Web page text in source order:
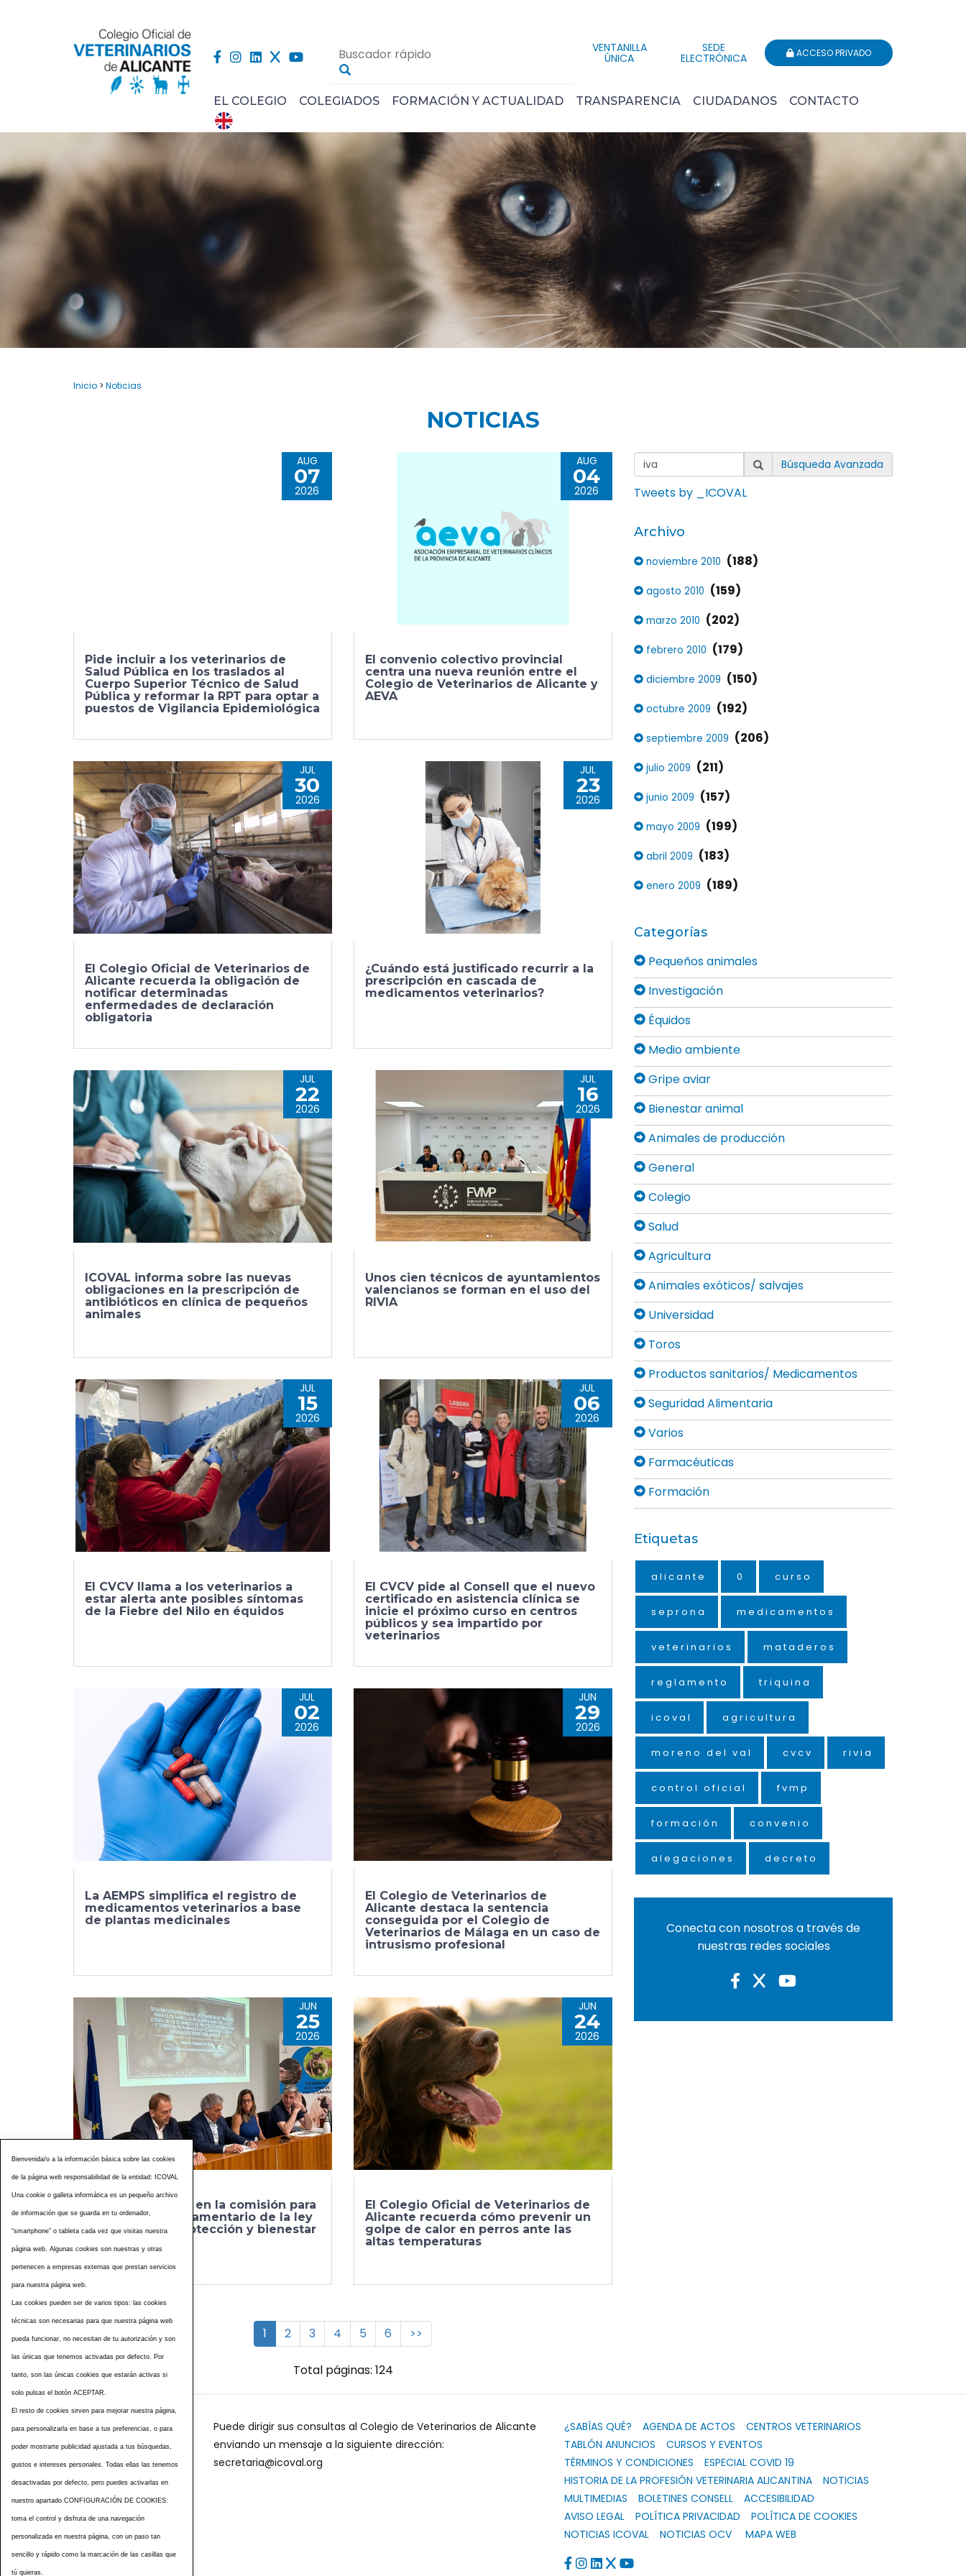
VENTANILLA
ÚNICA
SEDE
ELECTRÓNICA ACCESO PRIVADO
EL COLEGIO COLEGIADOS FORMACIÓN Y ACTUALIDAD TRANSPARENCIA CIUDADANOS CONTACTO
Inicio > Noticias
NOTICIAS
AUG
07
2026
Pide incluir a los veterinarios de
Salud Pública en los traslados al
Cuerpo Superior Técnico de Salud
Pública y reformar la RPT para optar a
puestos de Vigilancia Epidemiológica
AUG
04
2026
El convenio colectivo provincial
centra una nueva reunión entre el
Colegio de Veterinarios de Alicante y
AEVA
JUL
30
2026
El Colegio Oficial de Veterinarios de
Alicante recuerda la obligación de
notificar determinadas
enfermedades de declaración
obligatoria
JUL
23
2026
¿Cuándo está justificado recurrir a la
prescripción en cascada de
medicamentos veterinarios?
JUL
22
2026
ICOVAL informa sobre las nuevas
obligaciones en la prescripción de
antibióticos en clínica de pequeños
animales
JUL
16
2026
Unos cien técnicos de ayuntamientos
valencianos se forman en el uso del
RIVIA
JUL
15
2026
El CVCV llama a los veterinarios a
estar alerta ante posibles síntomas
de la Fiebre del Nilo en équidos
JUL
06
2026
El CVCV pide al Consell que el nuevo
certificado en asistencia clínica se
inicie el próximo curso en centros
públicos y sea impartido por
veterinarios
JUL
02
2026
La AEMPS simplifica el registro de
medicamentos veterinarios a base
de plantas medicinales
JUN
29
2026
El Colegio de Veterinarios de
Alicante destaca la sentencia
conseguida por el Colegio de
Veterinarios de Málaga en un caso de
intrusismo profesional
JUN
25
2026
El CVCV participa en la comisión para
el desarrollo reglamentario de la ley
valenciana de protección y bienestar
JUN
24
2026
El Colegio Oficial de Veterinarios de
Alicante recuerda cómo prevenir un
golpe de calor en perros ante las
altas temperaturas
1 2 3 4 5 6 >>
Total páginas: 124
Búsqueda Avanzada
Tweets by _ICOVAL
Archivo
noviembre 2010 (188)
agosto 2010 (159)
marzo 2010 (202)
febrero 2010 (179)
diciembre 2009 (150)
octubre 2009 (192)
septiembre 2009 (206)
julio 2009 (211)
junio 2009 (157)
mayo 2009 (199)
abril 2009 (183)
enero 2009 (189)
Categorías
Pequeños animales
Investigación
Équidos
Medio ambiente
Gripe aviar
Bienestar animal
Animales de producción
General
Colegio
Salud
Agricultura
Animales exóticos/ salvajes
Universidad
Toros
Productos sanitarios/ Medicamentos
Seguridad Alimentaria
Varios
Farmacéuticas
Formación
Etiquetas
alicante 0 curso
seprona medicamentos
veterinarios mataderos
reglamento triquina
icoval agricultura
moreno del val cvcv rivia
control oficial fvmp
formación convenio
alegaciones decreto
Conecta con nosotros a través de
nuestras redes sociales
Puede dirigir sus consultas al Colegio de Veterinarios de Alicante
enviando un mensaje a la siguiente dirección:
secretaria@icoval.org
¿SABÍAS QUÉ? AGENDA DE ACTOS
CENTROS VETERINARIOS
TABLÓN ANUNCIOS
CURSOS Y EVENTOS
TÉRMINOS Y CONDICIONES
ESPECIAL COVID 19
HISTORIA DE LA PROFESIÓN VETERINARIA ALICANTINA
NOTICIAS
MULTIMEDIAS
BOLETINES CONSELL
ACCESIBILIDAD
AVISO LEGAL
POLÍTICA PRIVACIDAD
POLÍTICA DE COOKIES
NOTICIAS ICOVAL
NOTICIAS OCV MAPA WEB
Bienvenida/o a la información básica sobre las cookies
de la página web responsabilidad de la entidad: ICOVAL
Una cookie o galleta informática es un pequeño archivo
de información que se guarda en tu ordenador,
“smartphone” o tableta cada vez que visitas nuestra
página web. Algunas cookies son nuestras y otras
pertenecen a empresas externas que prestan servicios
para nuestra página web.
Las cookies pueden ser de varios tipos: las cookies
técnicas son necesarias para que nuestra página web
pueda funcionar, no necesitan de tu autorización y son
las únicas que tenemos activadas por defecto. Por
tanto, son las únicas cookies que estarán activas si
solo pulsas el botón ACEPTAR.
El resto de cookies sirven para mejorar nuestra página,
para personalizarla en base a tus preferencias, o para
poder mostrarte publicidad ajustada a tus búsquedas,
gustos e intereses personales. Todas ellas las tenemos
desactivadas por defecto, pero puedes activarlas en
nuestro apartado CONFIGURACIÓN DE COOKIES:
toma el control y disfruta de una navegación
personalizada en nuestra página, con un paso tan
sencillo y rápido como la marcación de las casillas que
tú quieras.